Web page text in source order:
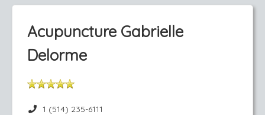
Acupuncture Gabrielle
Delorme
1 (514) 235-6111